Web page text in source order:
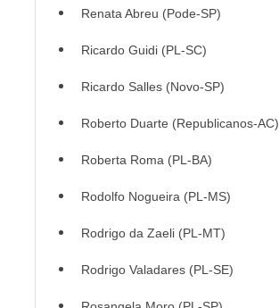
Renata Abreu (Pode-SP)
Ricardo Guidi (PL-SC)
Ricardo Salles (Novo-SP)
Roberto Duarte (Republicanos-AC)
Roberta Roma (PL-BA)
Rodolfo Nogueira (PL-MS)
Rodrigo da Zaeli (PL-MT)
Rodrigo Valadares (PL-SE)